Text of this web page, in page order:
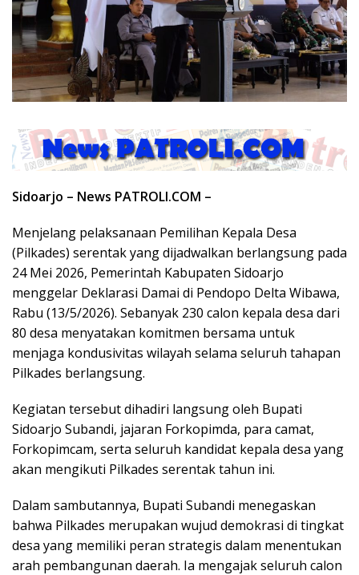
Sidoarjo – News PATROLI.COM –
Menjelang pelaksanaan Pemilihan Kepala Desa
(Pilkades) serentak yang dijadwalkan berlangsung pada
24 Mei 2026, Pemerintah Kabupaten Sidoarjo
menggelar Deklarasi Damai di Pendopo Delta Wibawa,
Rabu (13/5/2026). Sebanyak 230 calon kepala desa dari
80 desa menyatakan komitmen bersama untuk
menjaga kondusivitas wilayah selama seluruh tahapan
Pilkades berlangsung.
Kegiatan tersebut dihadiri langsung oleh Bupati
Sidoarjo Subandi, jajaran Forkopimda, para camat,
Forkopimcam, serta seluruh kandidat kepala desa yang
akan mengikuti Pilkades serentak tahun ini.
Dalam sambutannya, Bupati Subandi menegaskan
bahwa Pilkades merupakan wujud demokrasi di tingkat
desa yang memiliki peran strategis dalam menentukan
arah pembangunan daerah. Ia mengajak seluruh calon